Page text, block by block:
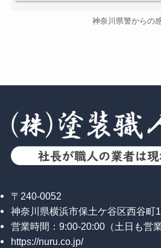
神奈川県警からの
〒240-0052
神奈川県横浜市保土ケ谷区西谷町
営業時間：9:00-20:00（土日も営業
https://nuru.co.jp/